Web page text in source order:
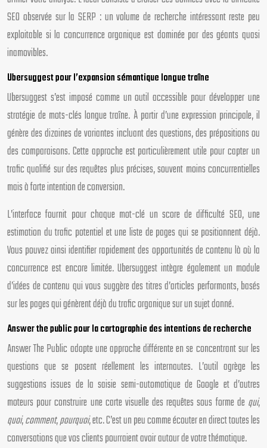
SEO observée sur la SERP : un volume de recherche intéressant reste peu
exploitable si la concurrence organique est dominée par des géants quasi
inamovibles.
Ubersuggest pour l’expansion sémantique longue traîne
Ubersuggest s’est imposé comme un outil accessible pour développer une
stratégie de mots-clés longue traîne. À partir d’une expression principale, il
génère des dizaines de variantes incluant des questions, des prépositions ou
des comparaisons. Cette approche est particulièrement utile pour capter un
trafic qualifié sur des requêtes plus précises, souvent moins concurrentielles
mais à forte intention de conversion.
L’interface fournit pour chaque mot-clé un score de difficulté SEO, une
estimation du trafic potentiel et une liste de pages qui se positionnent déjà.
Vous pouvez ainsi identifier rapidement des opportunités de contenu là où la
concurrence est encore limitée. Ubersuggest intègre également un module
d’idées de contenu qui vous suggère des titres d’articles performants, basés
sur les pages qui génèrent déjà du trafic organique sur un sujet donné.
Answer the public pour la cartographie des intentions de recherche
Answer The Public adopte une approche différente en se concentrant sur les
questions que se posent réellement les internautes. L’outil agrège les
suggestions issues de la saisie semi-automatique de Google et d’autres
moteurs pour construire une carte visuelle des requêtes sous forme de qui,
quoi,comment,pourquoi, etc. C’est un peu comme écouter en direct toutes les
conversations que vos clients pourraient avoir autour de votre thématique.